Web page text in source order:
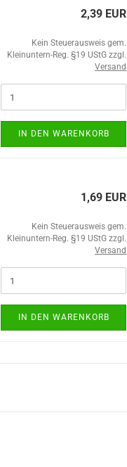
2,39 EUR
Kein Steuerausweis gem.
Kleinuntern-Reg. §19 UStG zzgl.
Versand
IN DEN WARENKORB
1,69 EUR
Kein Steuerausweis gem.
Kleinuntern-Reg. §19 UStG zzgl.
Versand
IN DEN WARENKORB